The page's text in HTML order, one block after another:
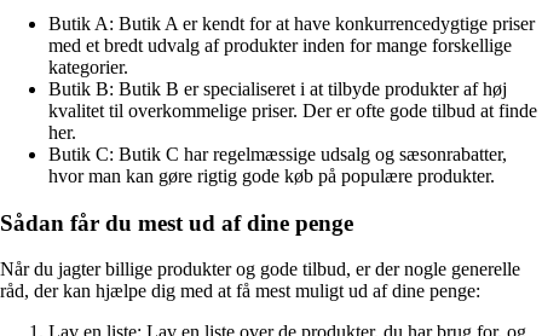
Butik A: Butik A er kendt for at have konkurrencedygtige priser
med et bredt udvalg af produkter inden for mange forskellige
kategorier.
Butik B: Butik B er specialiseret i at tilbyde produkter af høj
kvalitet til overkommelige priser. Der er ofte gode tilbud at finde
her.
Butik C: Butik C har regelmæssige udsalg og sæsonrabatter,
hvor man kan gøre rigtig gode køb på populære produkter.
Sådan får du mest ud af dine penge
Når du jagter billige produkter og gode tilbud, er der nogle generelle
råd, der kan hjælpe dig med at få mest muligt ud af dine penge: